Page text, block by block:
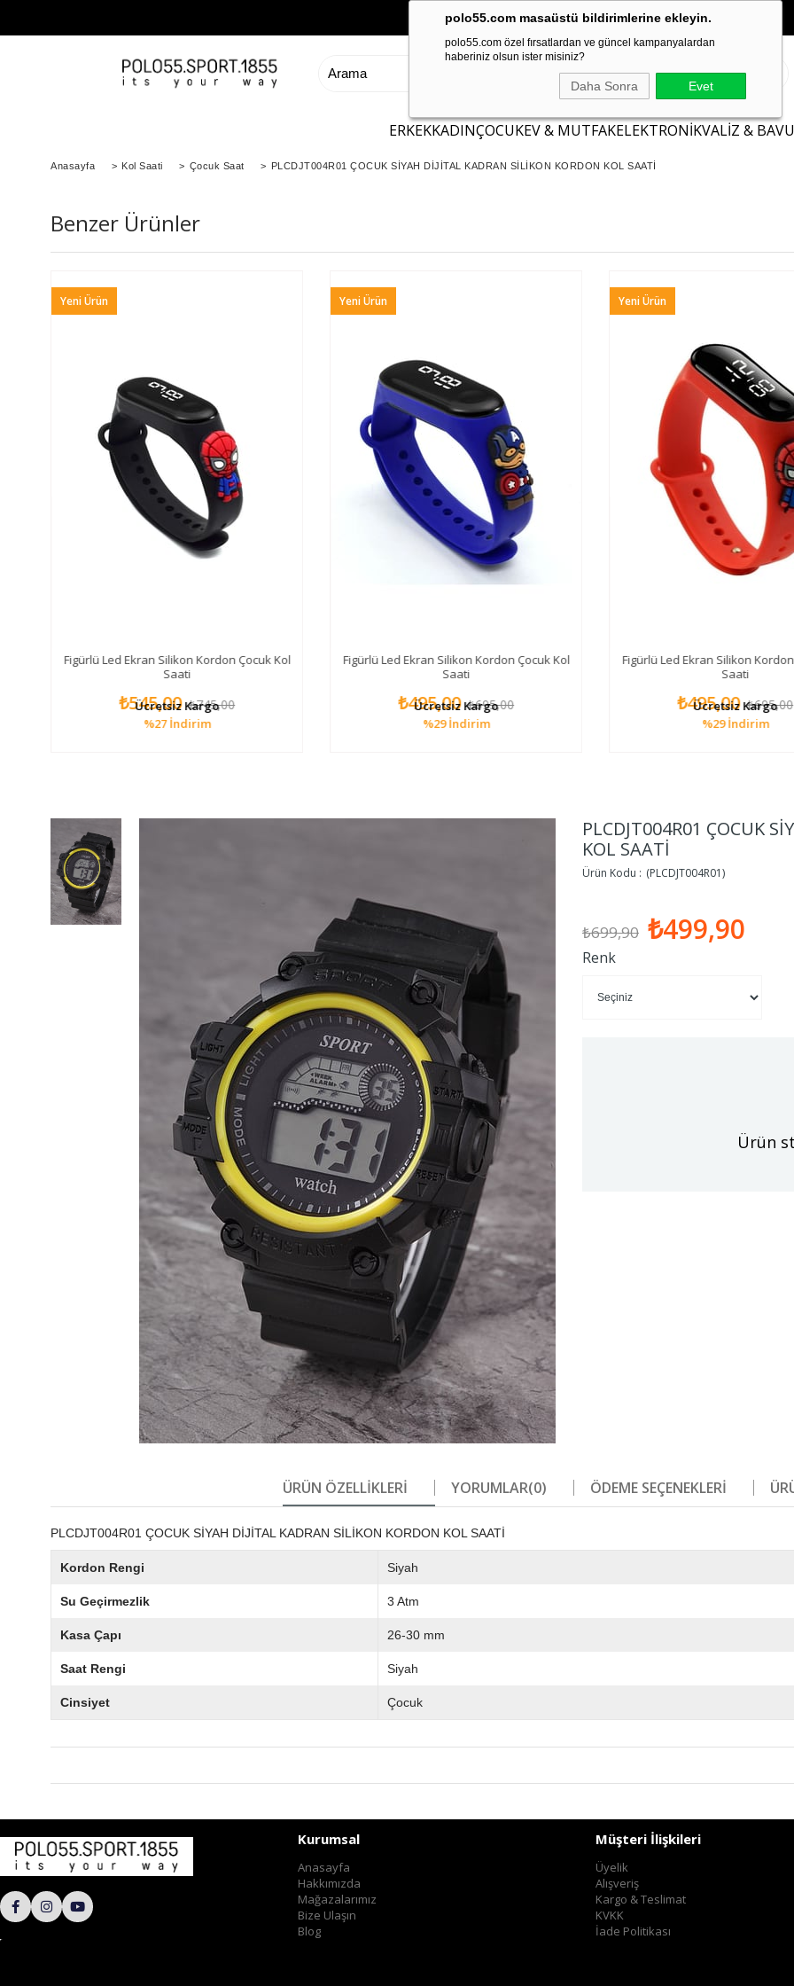
polo55.com masaüstü bildirimlerine ekleyin.
polo55.com özel fırsatlardan ve güncel kampanyalardan
haberiniz olsun ister misiniz?
Daha Sonra Evet
ERKEKKADINÇOCUKEV & MUTFAKELEKTRONİKVALİZ &
Anasayfa > Kol Saati > Çocuk Saat > PLCDJT004R01 ÇOCUK SİYAH DİJİTAL KADRAN SİLİKON KORDON KOL SAATİ
Benzer Ürünler
Figürlü Led Ekran Silikon Kordon Çocuk Kol
Saati
₺545,00 ₺745,00
%27 İndirim
Ücretsiz Kargo
Yeni Ürün
Figürlü Led Ekran Silikon Kordon Çocuk Kol
Saati
₺495,00 ₺695,00
%29 İndirim
Ücretsiz Kargo
Yeni Ürün
Figürlü Led Ekran Silikon
Saati
₺495,00 ₺695,00
%29 İndirim
Ücretsiz Kargo
Yeni Ürün
PLCDJT004R01 ÇOCUK
KOL SAATİ
(PLCDJT004R01)
₺699,90 ₺499,90
Renk
Ürün
ÜRÜN ÖZELLIKLERI YORUMLAR(0) ÖDEME SEÇENEKLERI
PLCDJT004R01 ÇOCUK SİYAH DİJİTAL KADRAN SİLİKON KORDON KOL SAATİ
Kordon Rengi Siyah
Su Geçirmezlik 3 Atm
Kasa Çapı 26-30 mm
Saat Rengi Siyah
Cinsiyet Çocuk
Kurumsal
Anasayfa
Hakkımızda
Mağazalarımız
Bize Ulaşın
Blog
Müşteri İlişkileri
Üyelik
Alışveriş
Kargo & Teslimat
KVKK
İade Politikası